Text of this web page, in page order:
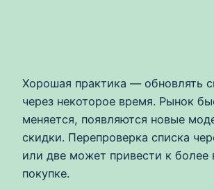
Хорошая практика — обновлять
через некоторое время. Рынок
меняется, появляются новые
скидки. Перепроверка списка
или две может привести к более
покупке.